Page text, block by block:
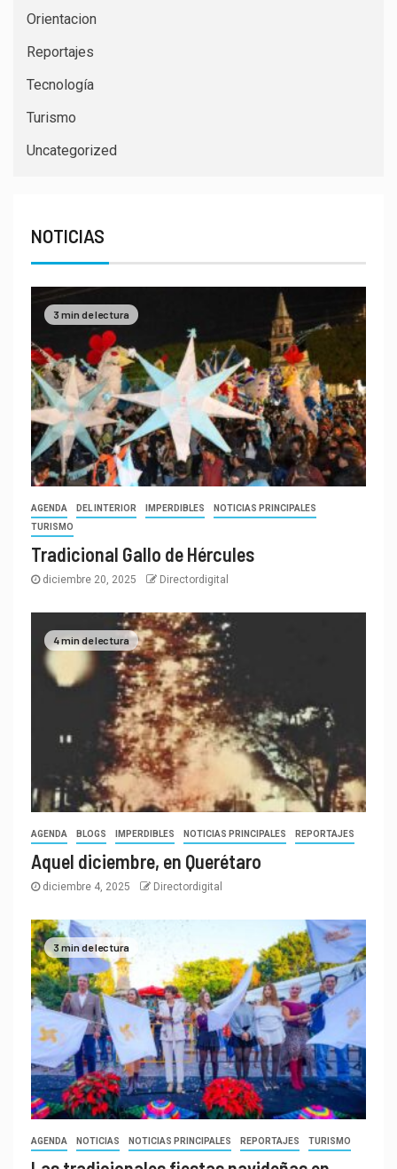
Orientacion
Reportajes
Tecnología
Turismo
Uncategorized
NOTICIAS
3 min de lectura
AGENDA DEL INTERIOR IMPERDIBLES
NOTICIAS PRINCIPALES
TURISMO
Tradicional Gallo de Hércules
diciembre 20, 2025 Directordigital
4 min de lectura
AGENDA BLOGS IMPERDIBLES NOTICIAS PRINCIPALES REPORTAJES
Aquel diciembre, en Querétaro
diciembre 4, 2025 Directordigital
3 min de lectura
AGENDA NOTICIAS NOTICIAS PRINCIPALES REPORTAJES TURISMO